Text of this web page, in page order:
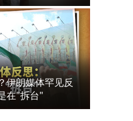
伊朗媒体罕见反
在"拆台"